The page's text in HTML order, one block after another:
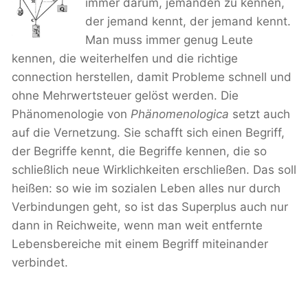
der jemand kennt, der jemand kennt.
Man muss immer genug Leute
kennen, die weiterhelfen und die richtige
connection herstellen, damit Probleme schnell und
ohne Mehrwertsteuer gelöst werden. Die
Phänomenologie von Phänomenologica setzt auch
auf die Vernetzung. Sie schafft sich einen Begriff,
der Begriffe kennt, die Begriffe kennen, die so
schließlich neue Wirklichkeiten erschließen. Das soll
heißen: so wie im sozialen Leben alles nur durch
Verbindungen geht, so ist das Superplus auch nur
dann in Reichweite, wenn man weit entfernte
Lebensbereiche mit einem Begriff miteinander
verbindet.